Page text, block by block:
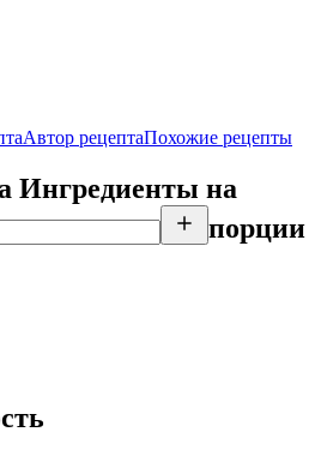
Автор рецептаПохожие рецепты
Ингредиенты на
порции